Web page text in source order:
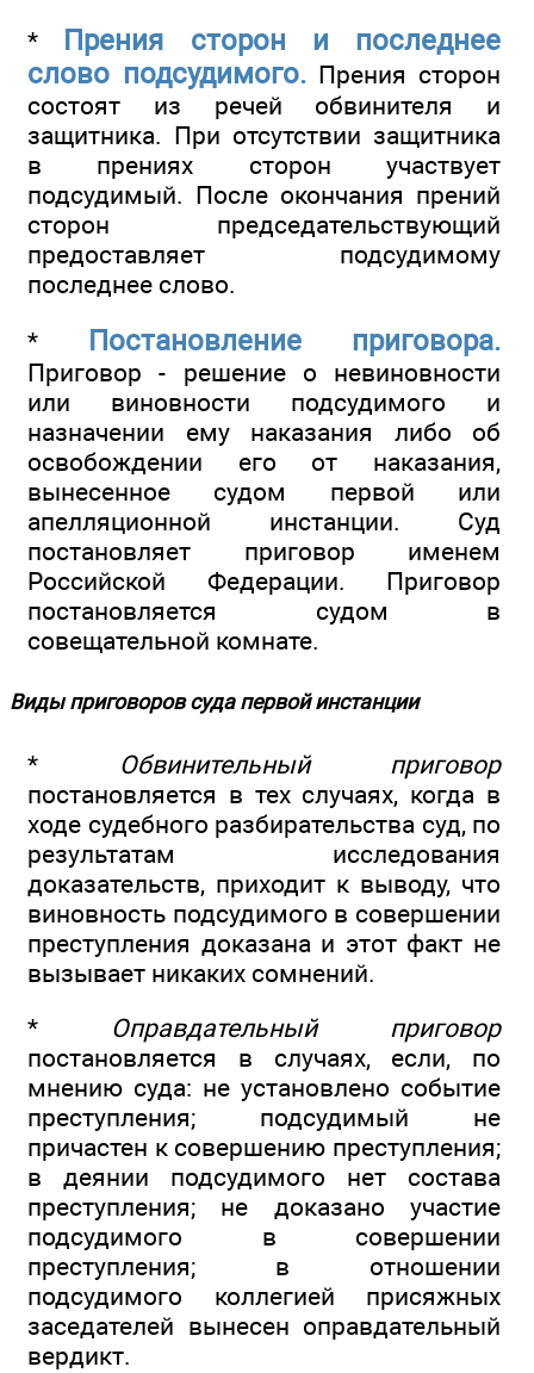
* Прения сторон и последнее
слово подсудимого. Прения сторон
состоят из речей обвинителя и
защитника. При отсутствии защитника
в прениях сторон участвует
подсудимый. После окончания прений
сторон председательствующий
предоставляет подсудимому
последнее слово.
*
Постановление приговора.
Приговор - решение о невиновности
или виновности подсудимого и
назначении ему наказания либо об
освобождении его от наказания,
вынесенное судом первой или
апелляционной инстанции. Суд
постановляет приговор именем
Российской Федерации. Приговор
постановляется судом в
совещательной комнате.
Виды приговоров суда первой инстанции
* Обвинительный приговор
постановляется в тех случаях, когда в
ходе судебного разбирательства суд, по
результатам исследования
доказательств, приходит к выводу, что
виновность подсудимого в совершении
преступления доказана и этот факт не
вызывает никаких сомнений.
* Оправдательный приговор
постановляется в случаях, если, по
мнению суда: не установлено событие
преступления; подсудимый не
причастен к совершению преступления;
в деянии подсудимого нет состава
преступления; не доказано участие
подсудимого в совершении
преступления; в отношении
подсудимого коллегией присяжных
заседателей вынесен оправдательный
вердикт.